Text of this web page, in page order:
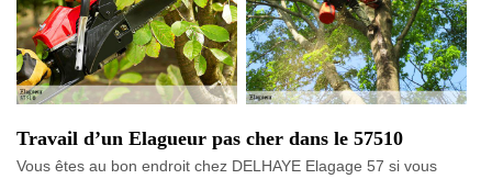
Travail d’un Elagueur pas cher dans le 57510
Vous êtes au bon endroit chez DELHAYE Elagage 57 si vous